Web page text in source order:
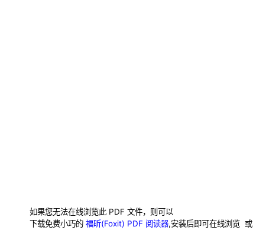
如果您无法在线浏览此 PDF 文件，则可以
下载免费小巧的福昕(Foxit) PDF 阅读器,安装后即可在线浏览 或